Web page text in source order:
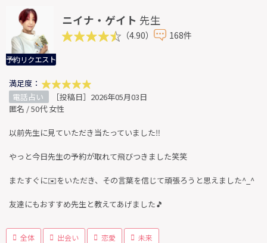
予約リクエスト
ニイナ・ゲイト 先生
（4.90） 168件
満足度：
電話占い
［投稿日］2026年05月03日
匿名 / 50代 女性
以前先生に見ていただき当たっていました‼️
やっと今日先生の予約が取れて飛びつきました笑笑
またすぐに✉️をいただき、その言葉を信じて頑張ろうと思えました^_^
友達にもおすすめ先生と教えてあげました🎵
全体 出会い 恋愛 未来